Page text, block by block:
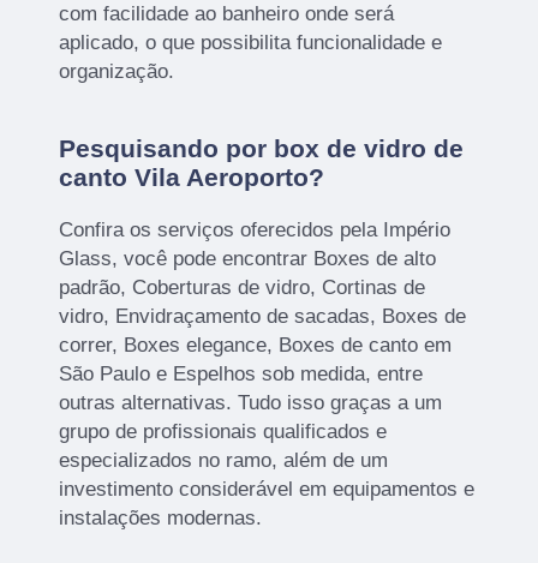
com facilidade ao banheiro onde será
aplicado, o que possibilita funcionalidade e
organização.
Pesquisando por box de vidro de
canto Vila Aeroporto?
Confira os serviços oferecidos pela Império
Glass, você pode encontrar Boxes de alto
padrão, Coberturas de vidro, Cortinas de
vidro, Envidraçamento de sacadas, Boxes de
correr, Boxes elegance, Boxes de canto em
São Paulo e Espelhos sob medida, entre
outras alternativas. Tudo isso graças a um
grupo de profissionais qualificados e
especializados no ramo, além de um
investimento considerável em equipamentos e
instalações modernas.